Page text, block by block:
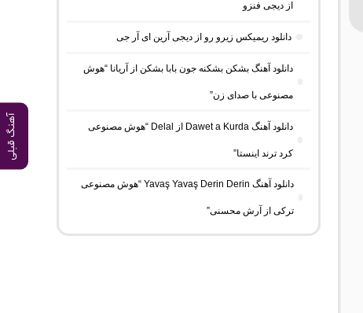
آهنگ قبلی
از دیجی فنزو
دانلود ریمیکس زیرو رو از دیجی آرین ای آر جی
دانلود آهنگ بشکن بشکنه جون بابا بشکن از آریانا “هوش
مصنوعی با صدای زن”
دانلود آهنگ Dawet a Kurda از Delal “هوش مصنوعی
کرد ترند اینستا”
دانلود آهنگ Yavaş Yavaş Derin Derin “هوش مصنوعی
ترکی از آرش محسنی”